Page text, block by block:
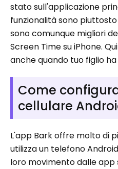
stato sull'applicazione
funzionalità sono
sono comunque migliori
Screen Time su iPhone.
anche quando tuo figlio ha
Come
cellulare
L'app Bark offre molto di
utilizza un telefono
loro movimento dalle app